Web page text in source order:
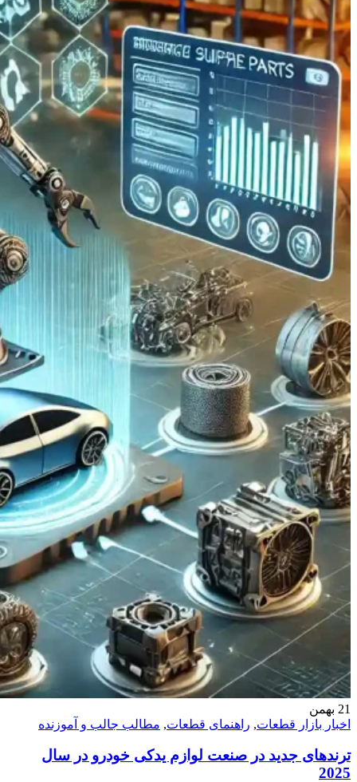
21 بهمن
اخبار بازار قطعات, راهنمای قطعات, مطالب جالب و آموزنده
ترندهای جدید در صنعت لوازم یدکی خودرو در سال
2025